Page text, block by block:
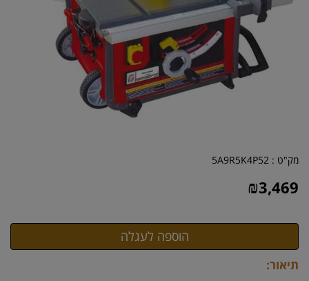
מק"ט : 5A9R5K4P52
₪3,469
תיאור: